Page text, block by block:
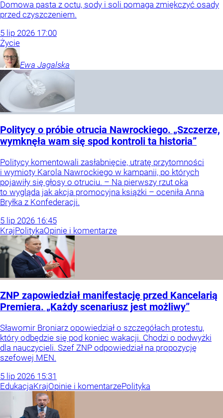
Domowa pasta z octu, sody i soli pomaga zmiękczyć osady
przed czyszczeniem.
5 lip 2026 17:00
Życie
Ewa Jagalska
Politycy o próbie otrucia Nawrockiego. „Szczerze,
wymknęła wam się spod kontroli ta historia”
Politycy komentowali zasłabnięcie, utratę przytomności
i wymioty Karola Nawrockiego w kampanii, po których
pojawiły się głosy o otruciu. – Na pierwszy rzut oka
to wygląda jak akcja promocyjna książki – oceniła Anna
Bryłka z Konfederacji.
5 lip 2026 16:45
KrajPolitykaOpinie i komentarze
ZNP zapowiedział manifestację przed Kancelarią
Premiera. „Każdy scenariusz jest możliwy”
Sławomir Broniarz opowiedział o szczegółach protestu,
który odbędzie się pod koniec wakacji. Chodzi o podwyżki
dla nauczycieli. Szef ZNP odpowiedział na propozycję
szefowej MEN.
5 lip 2026 15:31
EdukacjaKrajOpinie i komentarzePolityka